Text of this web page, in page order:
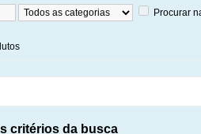
Procurar
critérios da busca